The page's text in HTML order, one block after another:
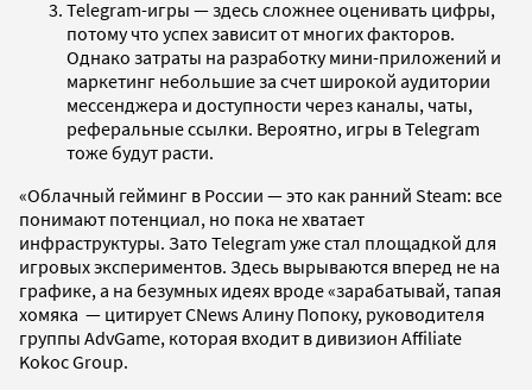
Telegram-игры — здесь сложнее оценивать цифры,
потому что успех зависит от многих факторов.
Однако затраты на разработку мини-приложений и
маркетинг небольшие за счет широкой аудитории
мессенджера и доступности через каналы, чаты,
реферальные ссылки. Вероятно, игры в Telegram
тоже будут расти.
«Облачный гейминг в России — это как ранний Steam: все
понимают потенциал, но пока не хватает
инфраструктуры. Зато Telegram уже стал площадкой для
игровых экспериментов. Здесь вырываются вперед не на
графике, а на безумных идеях вроде «зарабатывай, тапая
хомяка — цитирует CNews Алину Попоку, руководителя
группы AdvGame, которая входит в дивизион Affiliate
Kokoc Group.